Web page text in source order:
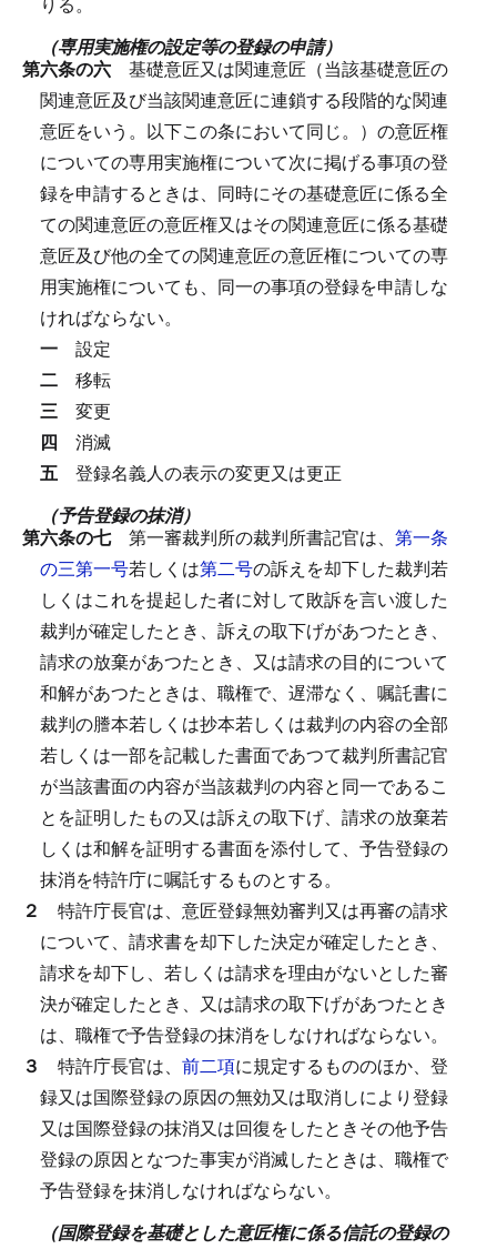
（専用実施権の設定等の登録の申請）
第六条の六 基礎意匠又は関連意匠（当該基礎意匠の
関連意匠及び当該関連意匠に連鎖する段階的な関連
意匠をいう。以下この条において同じ。）の意匠権
についての専用実施権について次に掲げる事項の登
録を申請するときは、同時にその基礎意匠に係る全
ての関連意匠の意匠権又はその関連意匠に係る基礎
意匠及び他の全ての関連意匠の意匠権についての専
用実施権についても、同一の事項の登録を申請しな
ければならない。
一 設定
二 移転
三 変更
四 消滅
五 登録名義人の表示の変更又は更正
（予告登録の抹消）
第六条の七 第一審裁判所の裁判所書記官は、 第一条
の三第一号若しくは第二号の訴えを却下した裁判若
しくはこれを提起した者に対して敗訴を言い渡した
裁判が確定したとき、訴えの取下げがあつたとき、
請求の放棄があつたとき、又は請求の目的について
和解があつたときは、職権で、遅滞なく、嘱託書に
裁判の謄本若しくは抄本若しくは裁判の内容の全部
若しくは一部を記載した書面であつて裁判所書記官
が当該書面の内容が当該裁判の内容と同一であるこ
とを証明したもの又は訴えの取下げ、請求の放棄若
しくは和解を証明する書面を添付して、予告登録の
抹消を特許庁に嘱託するものとする。
２ 特許庁長官は、意匠登録無効審判又は再審の請求
について、請求書を却下した決定が確定したとき、
請求を却下し、若しくは請求を理由がないとした審
決が確定したとき、又は請求の取下げがあつたとき
は、職権で予告登録の抹消をしなければならない。
３ 特許庁長官は、 前二項に規定するもののほか、登
録又は国際登録の原因の無効又は取消しにより登録
又は国際登録の抹消又は回復をしたときその他予告
登録の原因となつた事実が消滅したときは、職権で
予告登録を抹消しなければならない。
（国際登録を基礎とした意匠権に係る信託の登録の